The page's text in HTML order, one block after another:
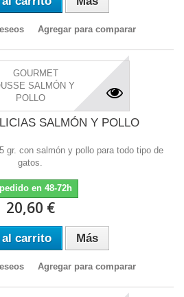
Agregar para comparar
SALMÓN Y POLLO
gr. con salmón y pollo para todo tipo de
gatos.
en 48-72h
20,60 €
al carrito Más
Agregar para comparar